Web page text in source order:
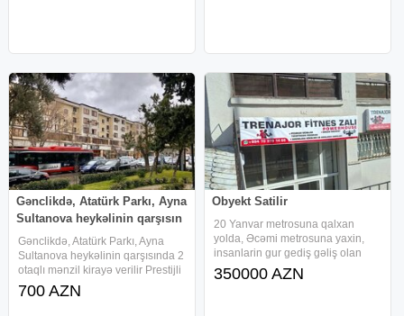
Gənclikdə, Atatürk Parkı, Ayna
Sultanova heykəlinin qarşısın
Gənclikdə, Atatürk Parkı, Ayna
Sultanova heykəlinin qarşısında 2
otaqlı mənzil kirayə verilir Prestijli
ərazidə, Gənclik metrosuna yaxın,
Ayna Sultanova heykəlinin
700 AZN
Obyekt Satilir
20 Yanvar metrosuna qalxan
yolda, Əcəmi metrosuna yaxin,
insanlarin gur gediş gəliş olan
hissəsində, 3 cü mikrorayon
dairəsi ilə üz-bəüz, 10 mərtəbəli
350000 AZN